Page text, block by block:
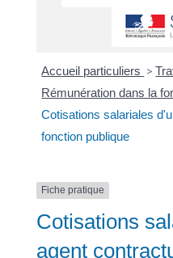
Accueil particuliers >
Rémunération dans la
Cotisations salariales
fonction publique
Fiche pratique
Cotisations
agent